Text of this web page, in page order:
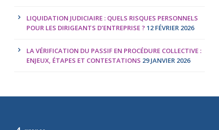
LIQUIDATION JUDICIAIRE : QUELS RISQUES PERSONNELS
POUR LES DIRIGEANTS D’ENTREPRISE ? 12 FÉVRIER 2026
LA VÉRIFICATION DU PASSIF EN PROCÉDURE COLLECTIVE :
ENJEUX, ÉTAPES ET CONTESTATIONS 29 JANVIER 2026